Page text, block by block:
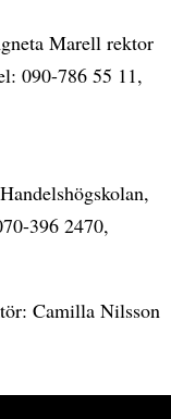
Marell rektor
090-786 55 11,
396 2470,
Camilla Nilsson